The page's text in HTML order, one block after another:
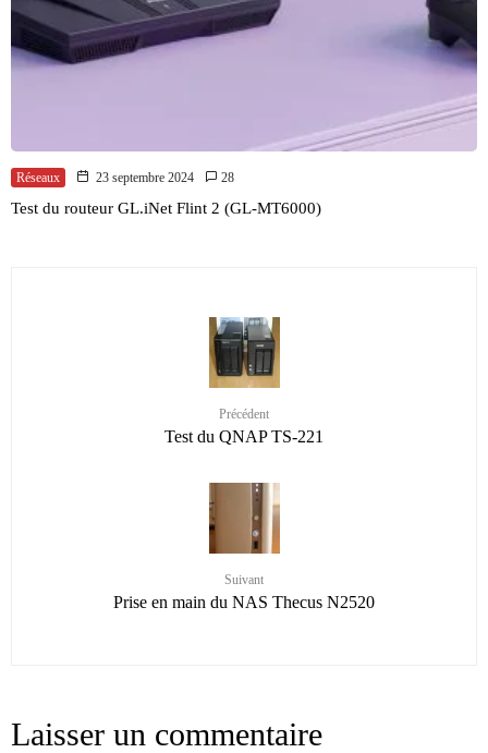
Réseaux 23 septembre 2024 28
Test du routeur GL.iNet Flint 2 (GL-MT6000)
Précédent
Test du QNAP TS-221
Suivant
Prise en main du NAS Thecus N2520
Laisser un commentaire